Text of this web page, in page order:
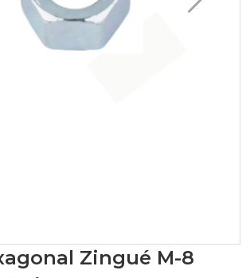
Zingué M-8